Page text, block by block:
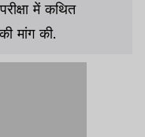
में कथित
मांग की.